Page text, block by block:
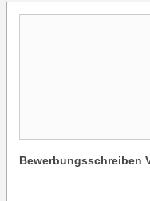
Bewerbungsschreiben